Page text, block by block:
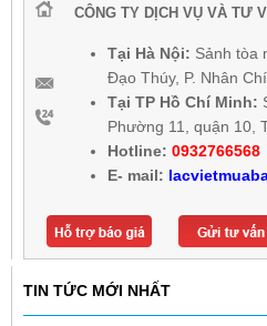
CÔNG TY DỊCH VỤ VÀ TƯ
Tại Hà Nội: Sảnh tòa
Đạo Thúy, P. Nhân
Tại TP Hồ Chí Minh:
Phường 11, quận 10,
Hotline: 0932766568
E- mail:
TIN TỨC MỚI NHẤT